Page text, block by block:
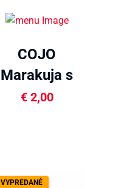
COJO
Marakuja s
dužinou
€2,00
VYPREDANÉ